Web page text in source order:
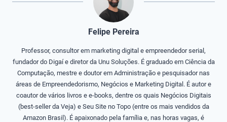
Felipe Pereira
Professor, consultor em marketing digital e empreendedor serial,
fundador do Digaí e diretor da Unu Soluções. É graduado em Ciência da
Computação, mestre e doutor em Administração e pesquisador nas
áreas de Empreendedorismo, Negócios e Marketing Digital. É autor e
coautor de vários livros e e-books, dentre os quais Negócios Digitais
(best-seller da Veja) e Seu Site no Topo (entre os mais vendidos da
Amazon Brasil). É apaixonado pela família e, nas horas vagas, é